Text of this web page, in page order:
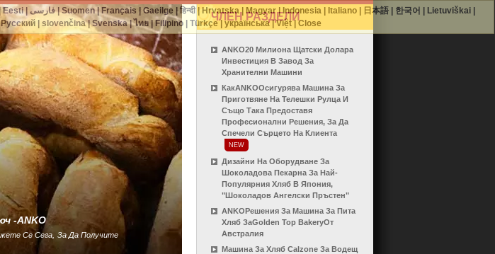
-ANKO
Се Сега, За Да Получите
ЧЛЕН РАЗДЕЛИ
ANKO20 Милиона Щатски Долара
Инвестиция В Завод За
Хранителни Машини
КакANKOОсигурява Машина За
Приготвяне На Телешки Рулца И
Също Така Предоставя
Професионални Решения, За Да
Спечели Сърцето На Клиента
NEW
Дизайни На Оборудване За
Шоколадова Пекарна За Най-
Популярния Хляб В Япония,
"Шоколадов Ангелски Пръстен"
ANKOРешения За Машина За Пита
Хляб ЗаGolden Top BakeryОт
Австралия
Машина За Хляб Calzone За Водещ
Eesti| فارسی|Suomen|Français Gaeilge|हिन्दी| Hrvatska| Magyar|Indonesia| Italiano| 日本語| 한국어 Lietuviškai|
Русский |slovenčina|Svenska|ไทย | Filipino |Türkçe|українська|Việt|Close